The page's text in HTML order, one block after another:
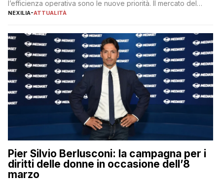
l’efficienza operativa sono le nuove priorità. Il mercato del
lavoro, d’altra parte, è sempre più competitivo con una lotta
NEXILIA-ATTUALITÀ
Pier Silvio Berlusconi: la campagna per i
diritti delle donne in occasione dell’8
marzo